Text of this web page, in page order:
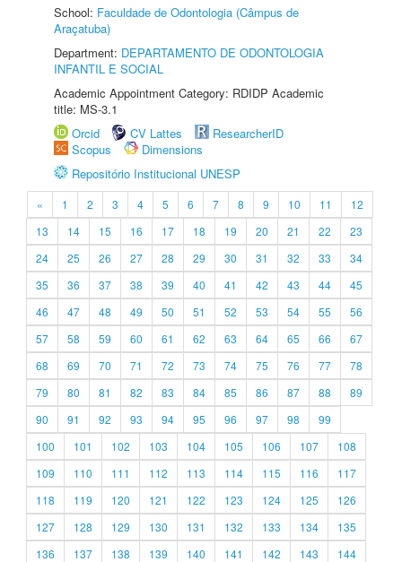
School: Faculdade de Odontologia (Câmpus de
Araçatuba)
Department: DEPARTAMENTO DE ODONTOLOGIA
INFANTIL E SOCIAL
Academic Appointment Category: RDIDP Academic
title: MS-3.1
Orcid
CV Lattes
ResearcherID
Scopus
Dimensions
Repositório Institucional UNESP
« 1 2 3 4 5 6 7 8 9 10 11
12
13
14 15 16 17 18 19 20 21 22
23
24
25 26 27 28 29 30 31 32 33
34
35
36 37 38 39 40 41 42 43 44
45
46
47 48 49 50 51 52 53 54 55
56
57
58 59 60 61 62 63 64 65 66
67
68
69 70 71 72 73 74 75 76 77
78
79
80 81 82 83 84 85 86 87 88
89
90
91 92 93 94 95 96 97 98
99
100
101 102 103 104 105 106 107
108
109
110 111 112 113 114 115 116
117
118
119 120 121 122 123 124 125
126
127
128 129 130 131 132 133 134
135
136
137 138 139 140 141 142 143
144